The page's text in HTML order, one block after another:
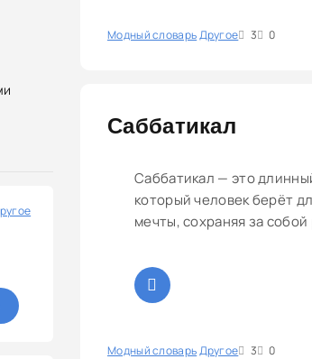
Модный словарьДругое 3 0
1 2 3 4 5
Саббатикал
Саббатикал — это
который человек берёт
мечты, сохраняя за
Модный словарьДругое 3 0
1 2 3 4 5